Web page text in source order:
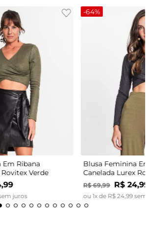
Ribana
Verde
,99
juros
-64%
Blusa Feminina Em
Canelada Lurex
R$ 69,99 R$ 24,99
ou 1x de R$ 24,99sem